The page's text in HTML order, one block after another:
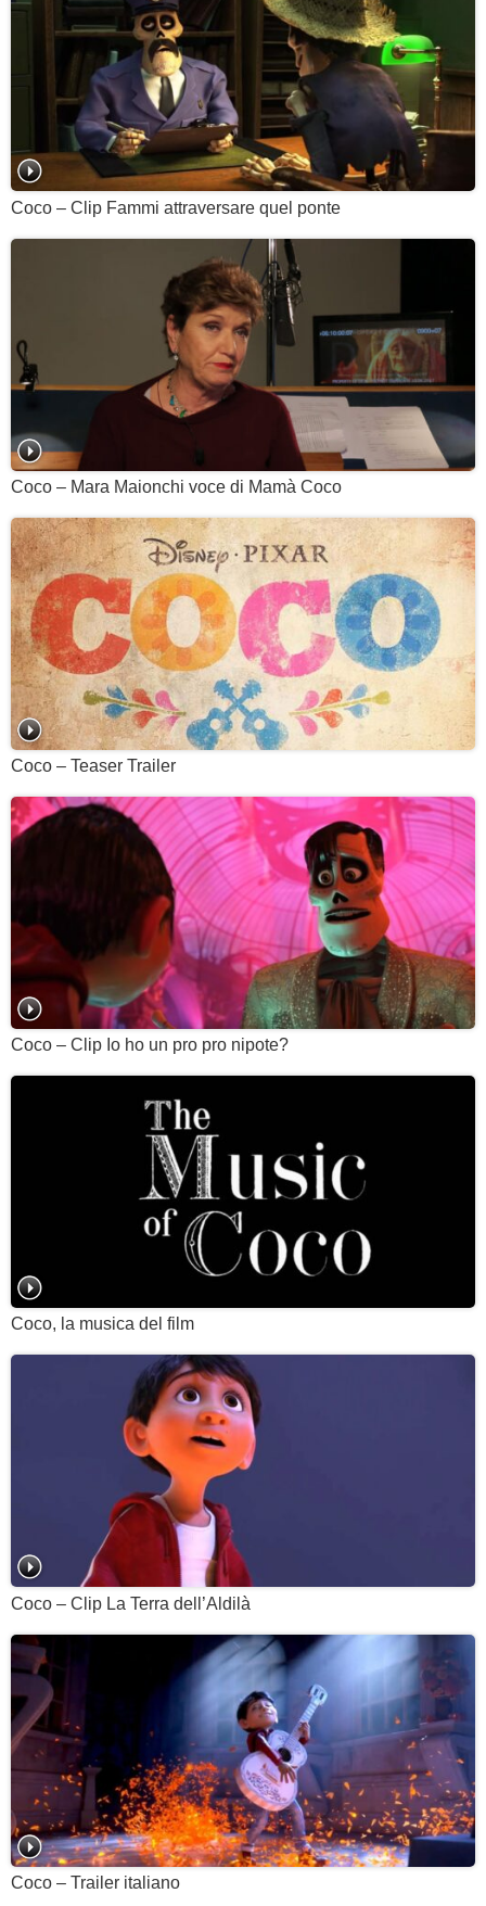
Coco – Clip Fammi attraversare quel ponte
Coco – Mara Maionchi voce di Mamà Coco
Coco – Teaser Trailer
Coco – Clip Io ho un pro pro nipote?
Coco, la musica del film
Coco – Clip La Terra dell’Aldilà
Coco – Trailer italiano